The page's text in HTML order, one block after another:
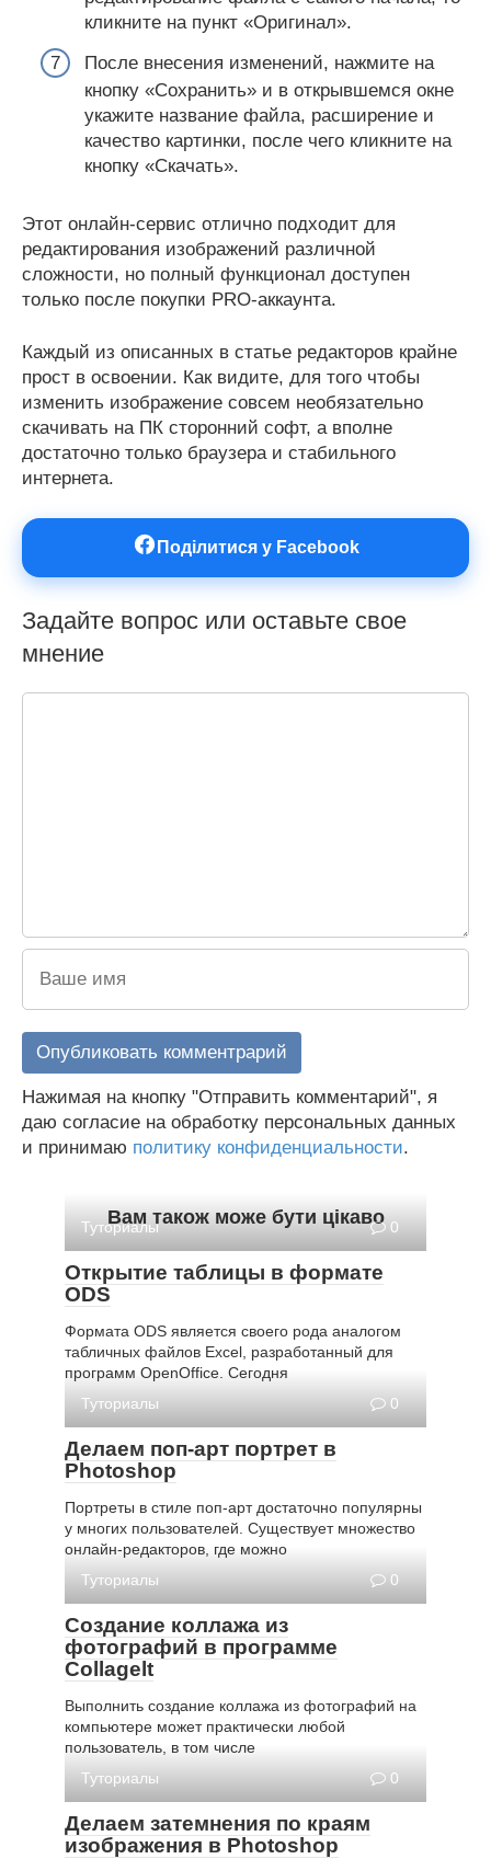
кликните на пункт «Оригинал».
После внесения изменений, нажмите на
кнопку «Сохранить» и в открывшемся окне
укажите название файла, расширение и
качество картинки, после чего кликните на
кнопку «Скачать».
Этот онлайн-сервис отлично подходит для
редактирования изображений различной
сложности, но полный функционал доступен
только после покупки PRO-аккаунта.
Каждый из описанных в статье редакторов крайне
прост в освоении. Как видите, для того чтобы
изменить изображение совсем необязательно
скачивать на ПК сторонний софт, а вполне
достаточно только браузера и стабильного
интернета.
Поділитися у Facebook
Задайте вопрос или оставьте свое
мнение
Нажимая на кнопку "Отправить комментарий", я
даю согласие на обработку персональных данных
и принимаю политику конфиденциальности.
Вам також може бути цікаво
Туториалы 0
Открытие таблицы в формате
ODS
Формата ODS является своего рода аналогом
табличных файлов Excel, разработанный для
программ OpenOffice. Сегодня
Туториалы
0
Делаем поп-арт портрет в
Photoshop
Портреты в стиле поп-арт достаточно популярны
у многих пользователей. Существует множество
онлайн-редакторов, где можно
Туториалы
0
Создание коллажа из
фотографий в программе
Collagelt
Выполнить создание коллажа из фотографий на
компьютере может практически любой
пользователь, в том числе
Туториалы
0
Делаем затемнения по краям
изображения в Photoshop